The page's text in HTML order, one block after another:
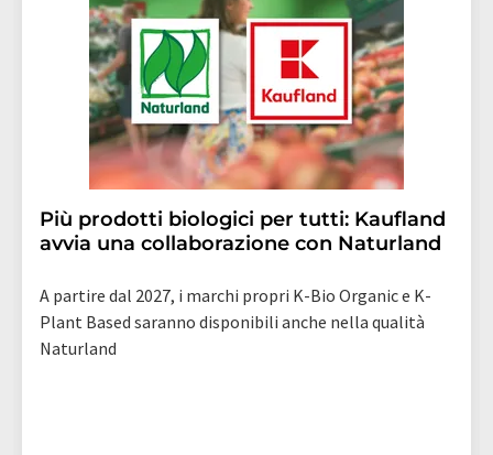
Più prodotti biologici per tutti: Kaufland
avvia una collaborazione con Naturland
A partire dal 2027, i marchi propri K-Bio Organic e K-
Plant Based saranno disponibili anche nella qualità
Naturland